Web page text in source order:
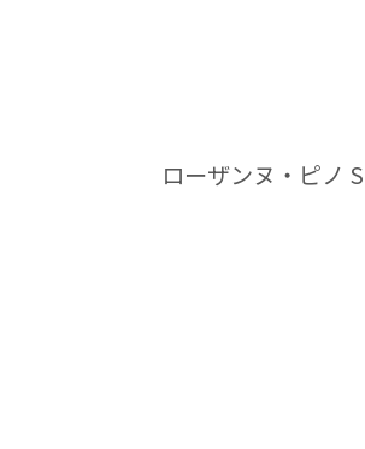
ローザンヌ・ピノ